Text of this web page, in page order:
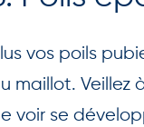
vos poils
maillot. Veillez
voir se